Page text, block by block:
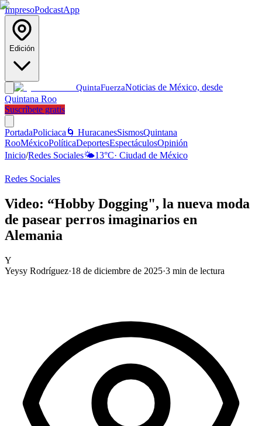
ImpresoPodcastApp
Edición
QuintaFuerzaNoticias de México, desde
Quintana Roo
Suscríbete gratis
PortadaPoliciaca 🌀 HuracanesSismosQuintana
RooMéxicoPolíticaDeportesEspectáculosOpinión
Inicio/Redes Sociales🌤️13°C· Ciudad de México
Redes Sociales
Video: “Hobby Dogging", la nueva moda
de pasear perros imaginarios en
Alemania
Y
Yeysy Rodríguez·18 de diciembre de 2025·3 min de lectura